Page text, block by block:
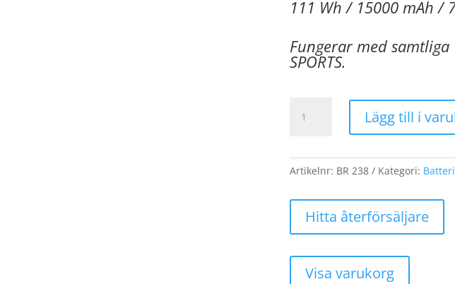
111 Wh / 15000 mAh /
Fungerar med samtliga
SPORTS.
(15000mAh
111
Wh)Originalbatteri
Hyperion-
mängd
Lägg till i
Artikelnr: BR 238 Kategori:
Hitta återförsäljare
Visa varukorg